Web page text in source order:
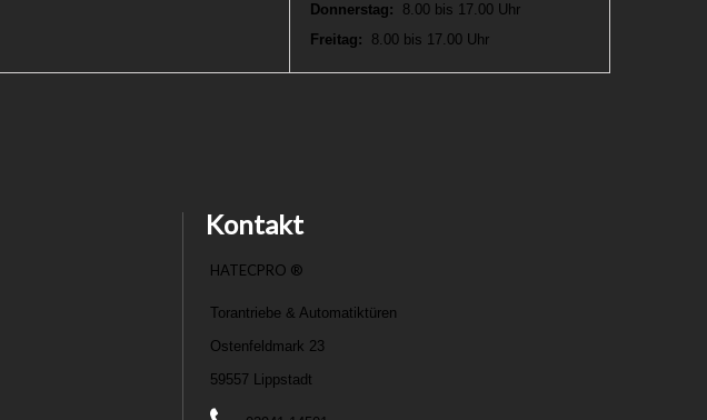
Donnerstag:
8.00 bis 17.00 Uhr
Freitag:
8.00 bis 17.00 Uhr
Kontakt
HATECPRO ®
Torantriebe & Automatiktüren
Ostenfeldmark 23
59557 Lippstadt